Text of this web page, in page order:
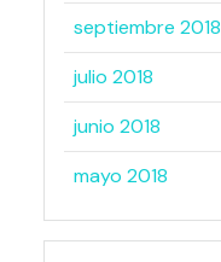
septiembre 2018
julio 2018
junio 2018
mayo 2018